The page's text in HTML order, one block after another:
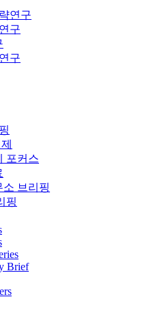
연구
구
구
포커스
소 브리핑
핑
Brief